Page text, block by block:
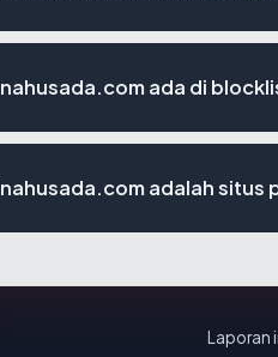
ada di
adalah situs
Laporan